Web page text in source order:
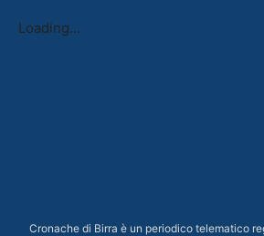
Loading...
Cronache di Birra è un periodico telematico